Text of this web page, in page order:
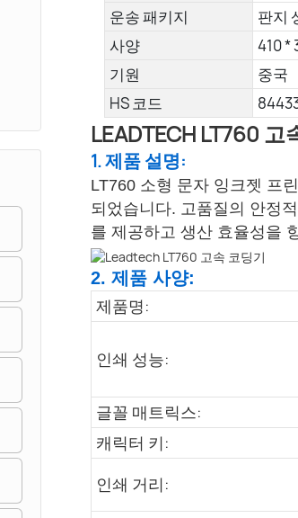
운송 패키지
판지
사양
410 *
기원
중국
HS 코드
LEADTECH LT760 고
1. 제품 설명:
LT760 소형 문자 잉크젯 프
되었습니다. 고품질의 안정
를 제공하고 생산 효율성을
2. 제품 사양:
제품명:
인쇄 성능:
글꼴 매트릭스:
캐릭터 키:
인쇄 거리: